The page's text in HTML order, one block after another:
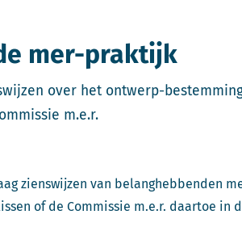
mer-praktijk
over het ontwerp-
m.e.r.
zienswijzen van belanghebbenden
of de Commissie m.e.r. daartoe in